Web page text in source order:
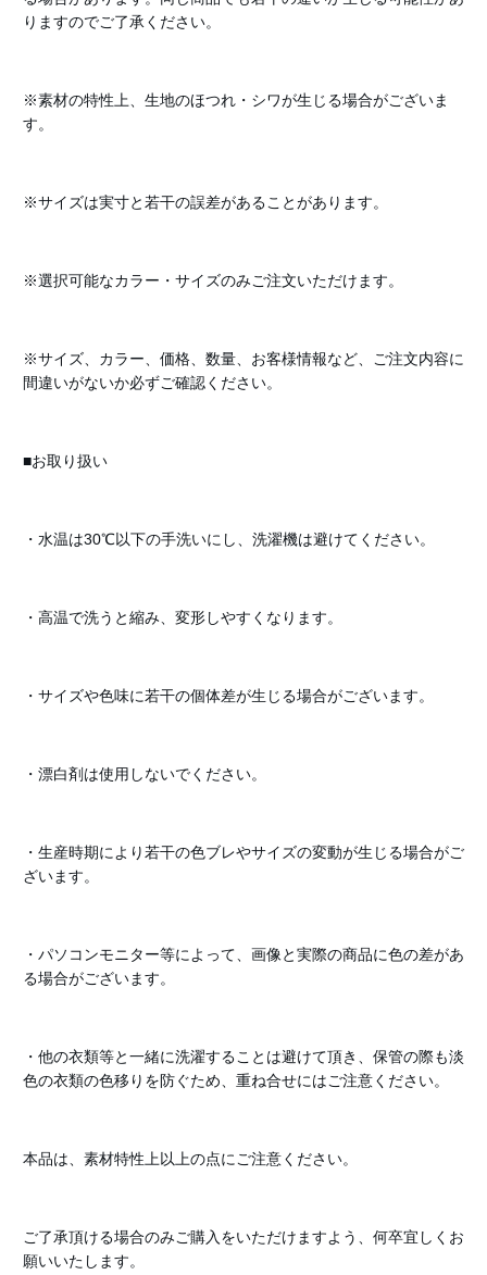
りますのでご了承ください。
※素材の特性上、生地のほつれ・シワが生じる場合がございま
す。
※サイズは実寸と若干の誤差があることがあります。
※選択可能なカラー・サイズのみご注文いただけます。
※サイズ、カラー、価格、数量、お客様情報など、ご注文内容に
間違いがないか必ずご確認ください。
■お取り扱い
・水温は30℃以下の手洗いにし、洗濯機は避けてください。
・高温で洗うと縮み、変形しやすくなります。
・サイズや色味に若干の個体差が生じる場合がございます。
・漂白剤は使用しないでください。
・生産時期により若干の色ブレやサイズの変動が生じる場合がご
ざいます。
・パソコンモニター等によって、画像と実際の商品に色の差があ
る場合がございます。
・他の衣類等と一緒に洗濯することは避けて頂き、保管の際も淡
色の衣類の色移りを防ぐため、重ね合せにはご注意ください。
本品は、素材特性上以上の点にご注意ください。
ご了承頂ける場合のみご購入をいただけますよう、何卒宜しくお
願いいたします。